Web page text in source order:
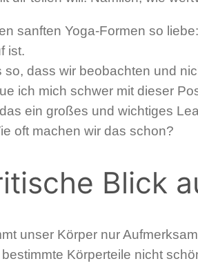
sanften Yoga-Formen so
ist.
so, dass wir beobachten und
ich mich schwer mit dieser
ein großes und wichtiges
oft machen wir das schon?
Blick
unser Körper nur
Körperteile nicht